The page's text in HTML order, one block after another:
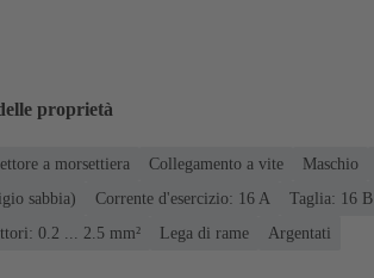
proprietà
a morsettiera Collegamento a vite Maschio
sabbia)
Corrente d'esercizio: ‌16 A Taglia: 16 B
0.2 ... 2.5 mm²
Lega di rame Argentati